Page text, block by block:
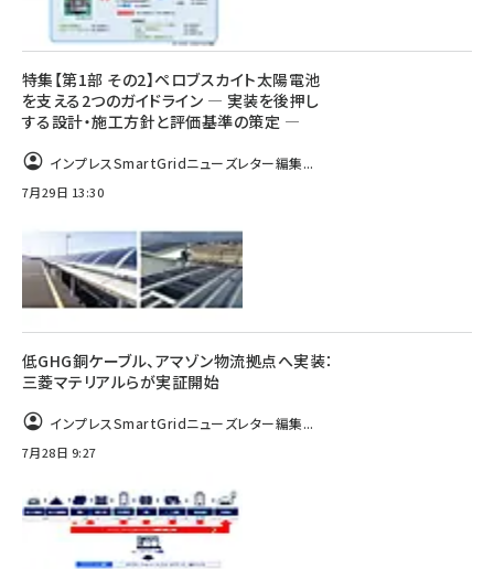
特集【第1部 その2】ペロブスカイト太陽電池
を支える2つのガイドライン ― 実装を後押し
する設計・施工方針と評価基準の策定 ―
インプレスSmartGridニューズレター編集...
7月29日 13:30
低GHG銅ケーブル、アマゾン物流拠点へ実装：
三菱マテリアルらが実証開始
インプレスSmartGridニューズレター編集...
7月28日 9:27